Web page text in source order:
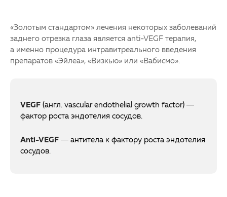
«Золотым стандартом» лечения некоторых заболеваний
заднего отрезка глаза является anti-VEGF терапия,
а именно процедура интравитреального введения
препаратов «Эйлеа», «Визкью» или «Вабисмо».
VEGF (англ. vascular endothelial growth factor) —
фактор роста эндотелия сосудов.
Аnti-VEGF — антитела к фактору роста эндотелия
сосудов.